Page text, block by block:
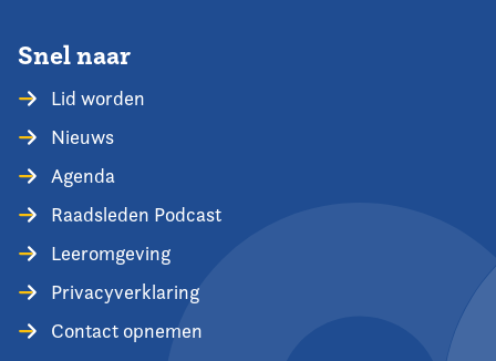
Snel naar
Lid worden
Nieuws
Agenda
Raadsleden Podcast
Leeromgeving
Privacyverklaring
Contact opnemen